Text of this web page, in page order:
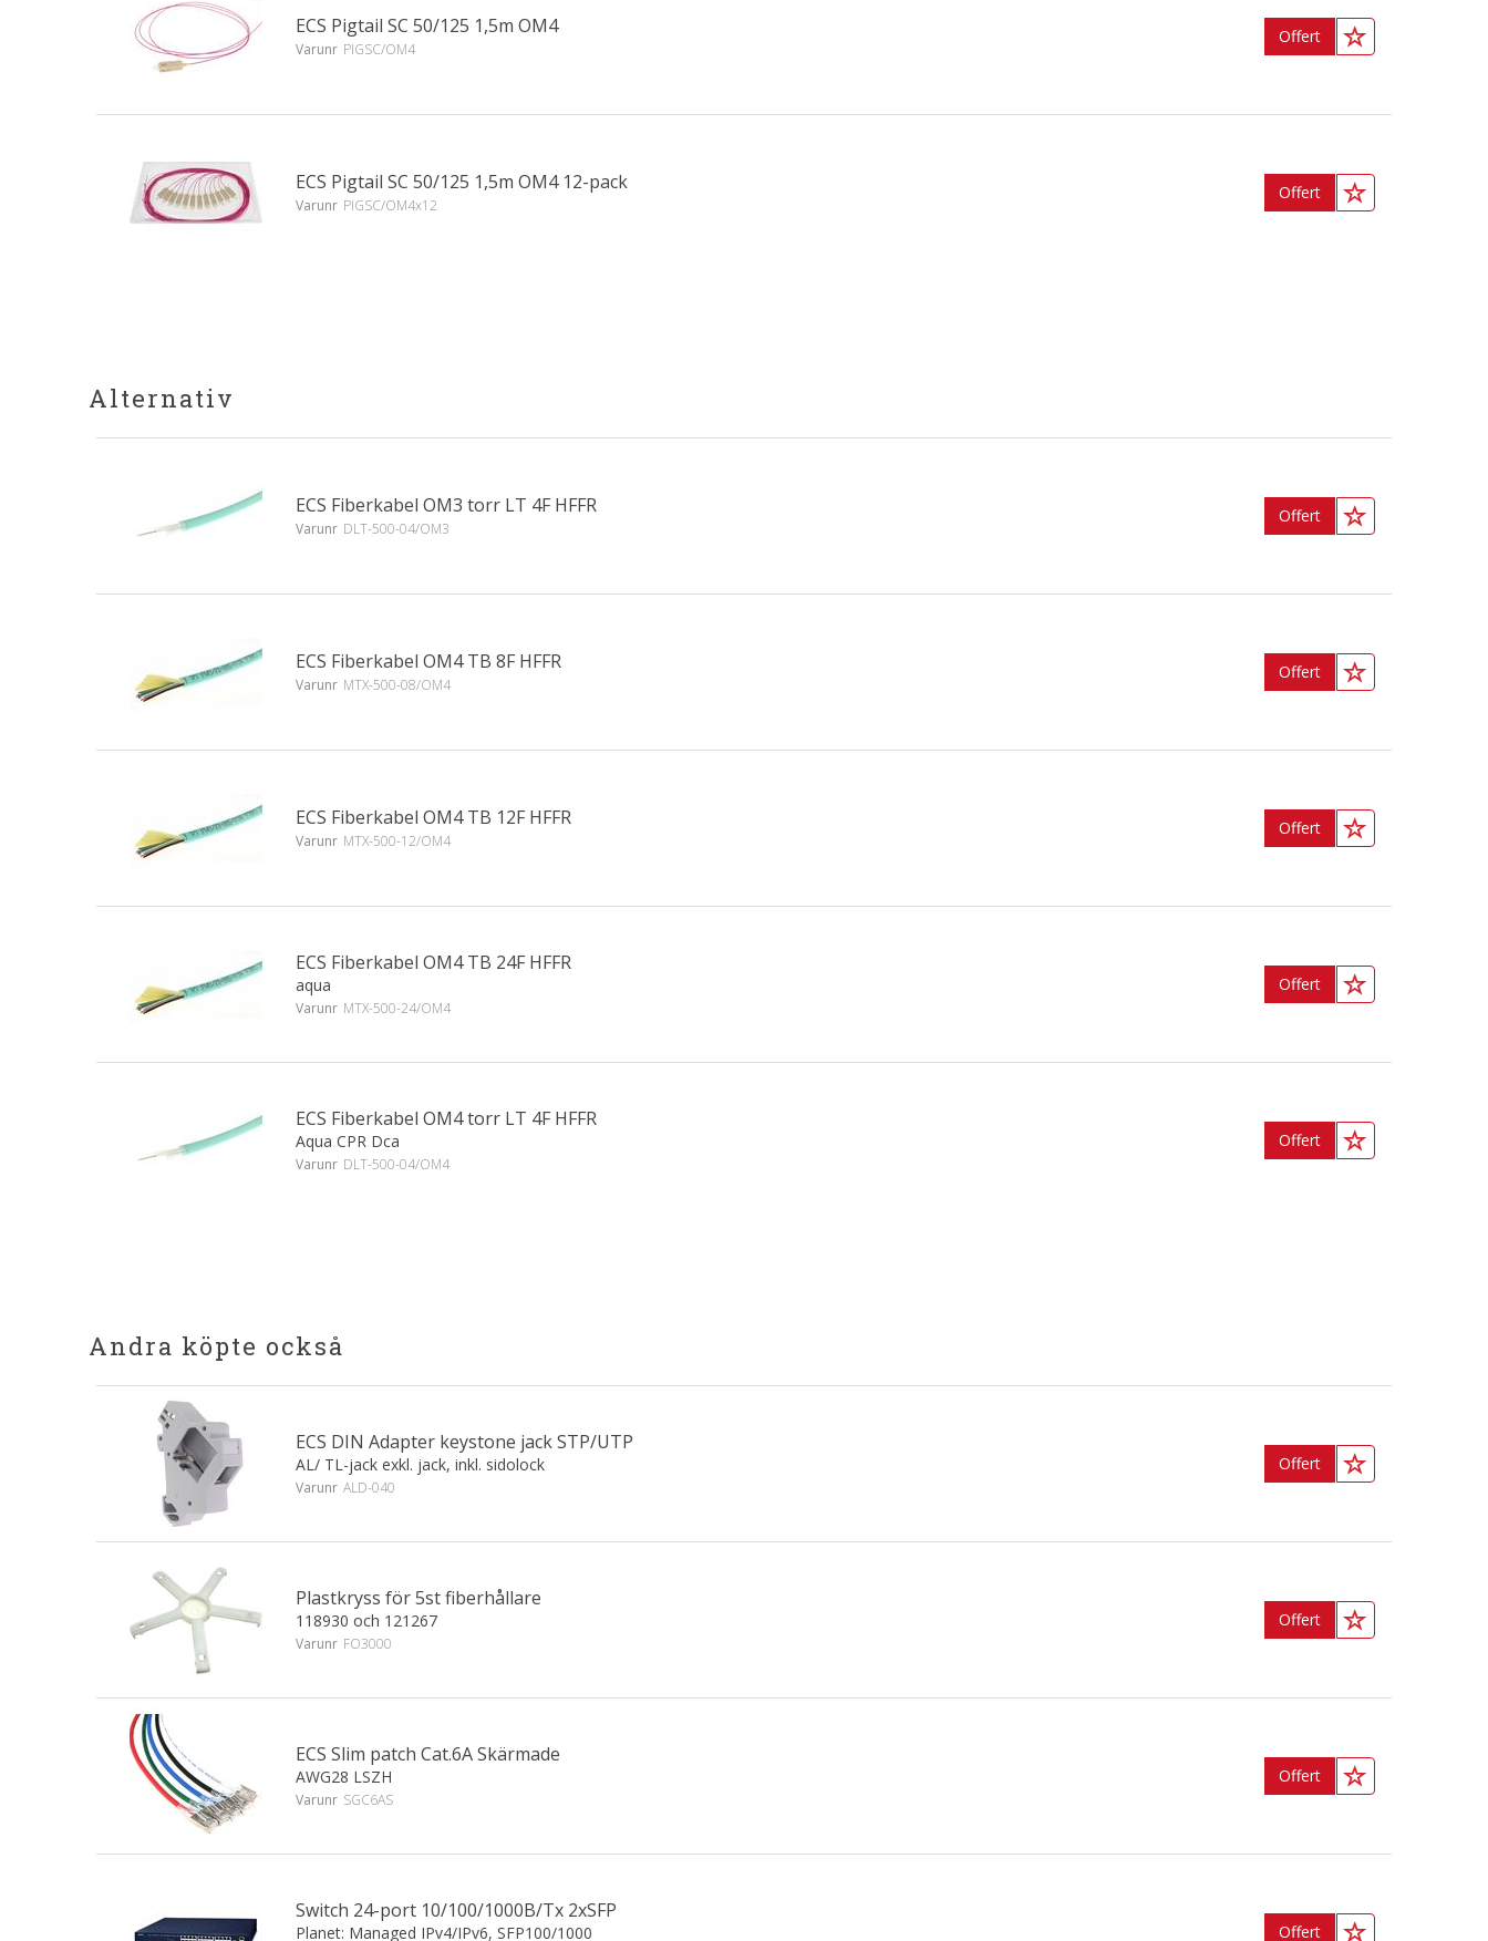
ECS Pigtail SC 50/125 1,5m OM4
Varunr PIGSC/OM4
Offert
ECS Pigtail SC 50/125 1,5m OM4 12-pack
Varunr PIGSC/OM4x12
Offert
Alternativ
ECS Fiberkabel OM3 torr LT 4F HFFR
Varunr DLT-500-04/OM3
Offert
ECS Fiberkabel OM4 TB 8F HFFR
Varunr MTX-500-08/OM4
Offert
ECS Fiberkabel OM4 TB 12F HFFR
Varunr MTX-500-12/OM4
Offert
ECS Fiberkabel OM4 TB 24F HFFR
aqua
Varunr MTX-500-24/OM4
Offert
ECS Fiberkabel OM4 torr LT 4F HFFR
Aqua CPR Dca
Varunr DLT-500-04/OM4
Offert
Andra köpte också
ECS DIN Adapter keystone jack STP/UTP
AL/ TL-jack exkl. jack, inkl. sidolock
Varunr ALD-040
Offert
Plastkryss för 5st fiberhållare
118930 och 121267
Varunr FO3000
Offert
ECS Slim patch Cat.6A Skärmade
AWG28 LSZH
Varunr SGC6AS
Offert
Switch 24-port 10/100/1000B/Tx 2xSFP
Planet: Managed IPv4/IPv6, SFP100/1000 Offert